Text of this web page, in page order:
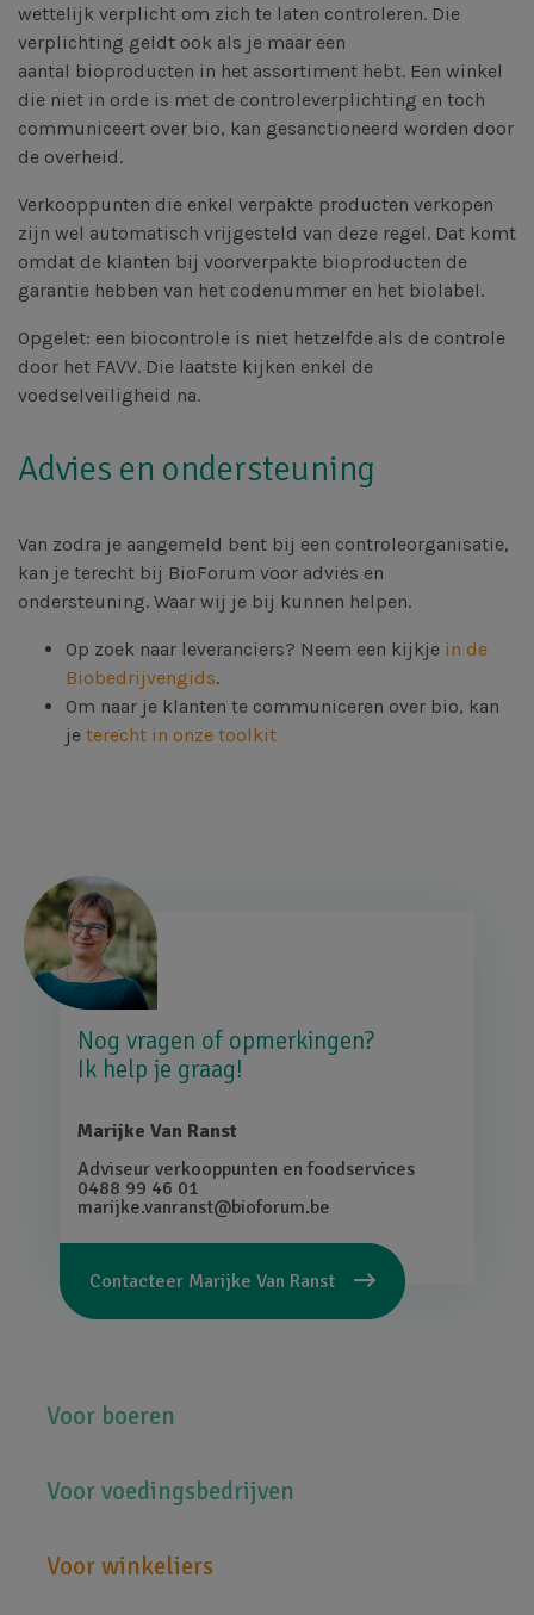
Hoofdnavigatie
Voor boeren
Voor voedingsbedrijven
Voor winkeliers
wettelijk verplicht om zich te laten controleren. Die
verplichting geldt ook als je maar een
aantal bioproducten in het assortiment hebt. Een winkel
die niet in orde is met de controleverplichting en toch
communiceert over bio, kan gesanctioneerd worden door
de overheid.
Verkooppunten die enkel verpakte producten verkopen
zijn wel automatisch vrijgesteld van deze regel. Dat komt
omdat de klanten bij voorverpakte bioproducten de
garantie hebben van het codenummer en het biolabel.
Opgelet: een biocontrole is niet hetzelfde als de controle
door het FAVV. Die laatste kijken enkel de
voedselveiligheid na.
Advies en ondersteuning
Van zodra je aangemeld bent bij een controleorganisatie,
kan je terecht bij BioForum voor advies en
ondersteuning. Waar wij je bij kunnen helpen.
Op zoek naar leveranciers? Neem een kijkje in de
Biobedrijvengids.
Om naar je klanten te communiceren over bio, kan
je terecht in onze toolkit
Afbeelding
Nog vragen of opmerkingen?
Ik help je graag!
Marijke Van Ranst
Adviseur verkooppunten en foodservices
0488 99 46 01
marijke.vanranst@bioforum.be
Contacteer Marijke Van Ranst